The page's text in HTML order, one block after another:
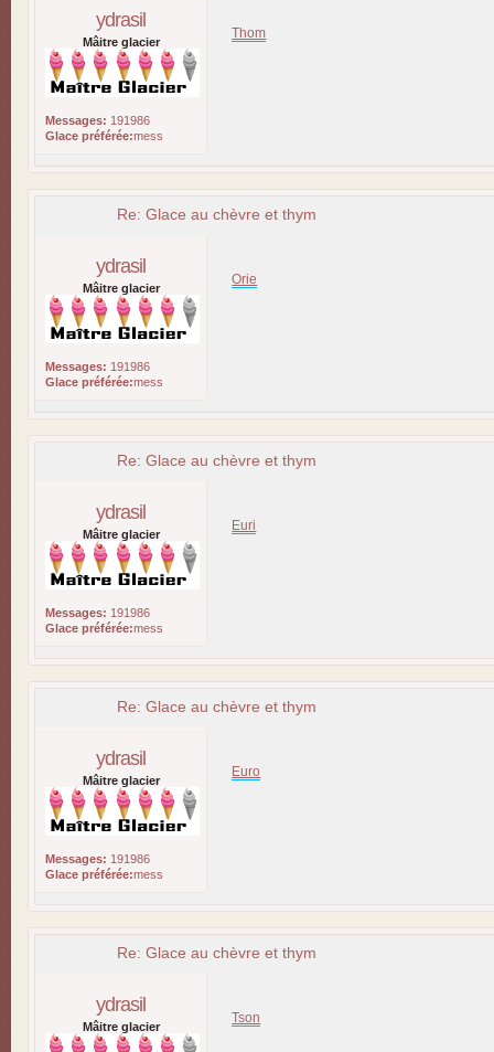
ydrasil
Mâitre glacier
Messages: 191986
Glace préférée:mess
Thom
Re: Glace au chèvre et thym
ydrasil
Mâitre glacier
Messages: 191986
Glace préférée:mess
Orie
Re: Glace au chèvre et thym
ydrasil
Mâitre glacier
Messages: 191986
Glace préférée:mess
Euri
Re: Glace au chèvre et thym
ydrasil
Mâitre glacier
Messages: 191986
Glace préférée:mess
Euro
Re: Glace au chèvre et thym
ydrasil
Mâitre glacier
Tson